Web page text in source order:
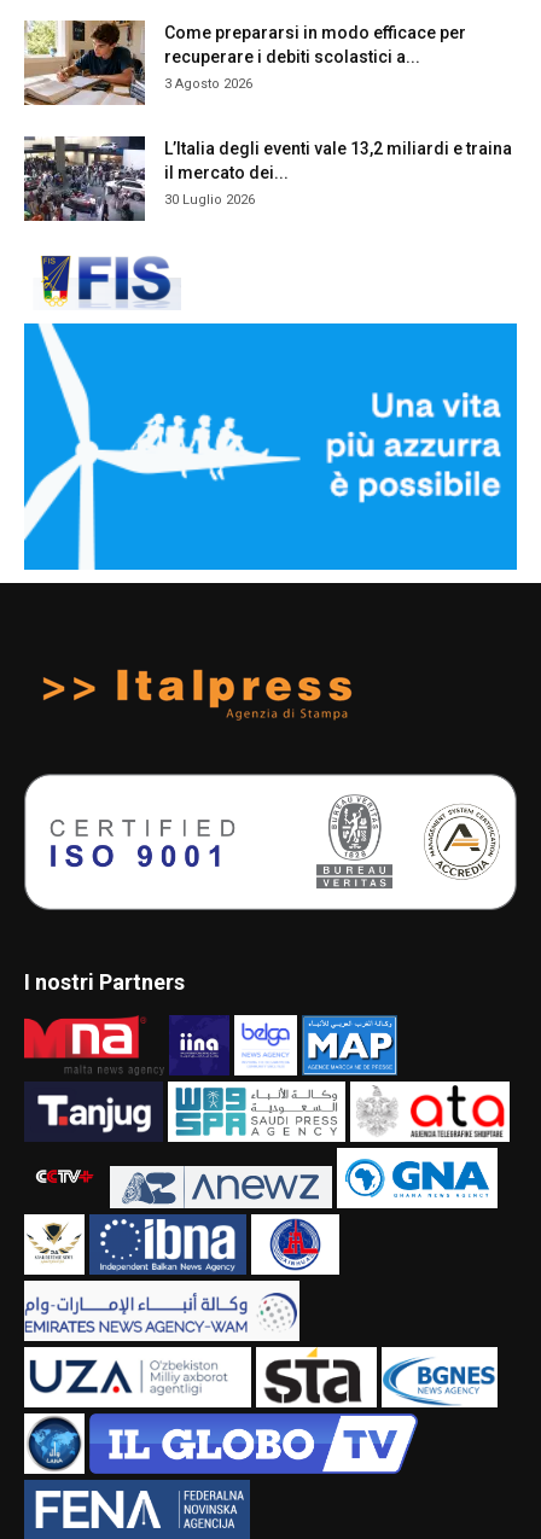
Come prepararsi in modo efficace per
recuperare i debiti scolastici a...
3 Agosto 2026
L’Italia degli eventi vale 13,2 miliardi e traina
il mercato dei...
30 Luglio 2026
I nostri Partners